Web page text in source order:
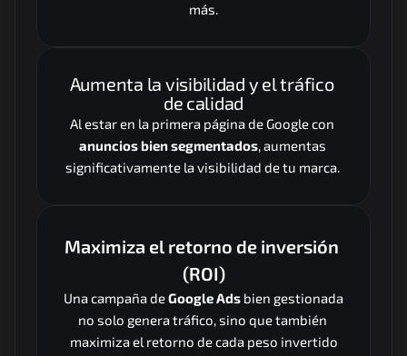
más.
Aumenta la visibilidad y el tráfico
de calidad
anuncios bien segmentados, aumentas
significativamente la visibilidad de tu marca.
Maximiza el retorno de inversión
(ROI)
Una campaña de Google Ads bien gestionada
no solo genera tráfico, sino que también
maximiza el retorno de cada peso invertido